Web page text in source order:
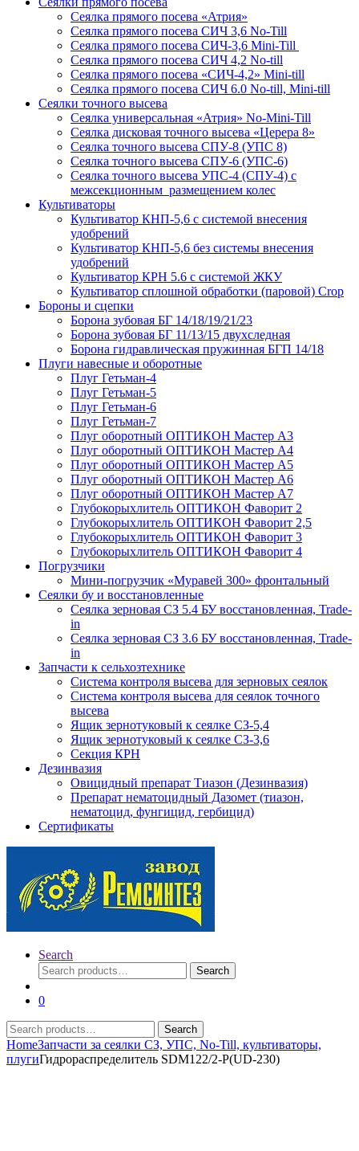
Сеялка прямого посева «Атрия»
Сеялка прямого посева СИЧ 3,6 No-Till
Сеялка прямого посева СИЧ-3,6 Mini-Till
Сеялка прямого посева СИЧ 4,2 No-till
Сеялка прямого посева «СИЧ-4,2» Mini-till
Сеялка прямого посева СИЧ 6.0 No-till, Mini-till
Сеялки точного высева
Сеялка универсальная «Атрия» No-Mini-Till
Сеялка дисковая точного высева «Церера 8»
Сеялка точного высева СПУ-8 (УПС 8)
Сеялка точного высева СПУ-6 (УПС-6)
Сеялка точного высева УПС-4 (СПУ-4) с
межсекционным размещением колес
Культиваторы
Культиватор КНП-5,6 с системой внесения
удобрений
Культиватор КНП-5,6 без системы внесения
удобрений
Культиватор КРН 5.6 с системой ЖКУ
Культиватор сплошной обработки (паровой) Crop
Бороны и сцепки
Борона зубовая БГ 14/18/19/21/23
Борона зубовая БГ 11/13/15 двухследная
Борона гидравлическая пружинная БГП 14/18
Плуги навесные и оборотные
Плуг Гетьман-4
Плуг Гетьман-5
Плуг Гетьман-6
Плуг Гетьман-7
Плуг оборотный ОПТИКОН Мастер А3
Плуг оборотный ОПТИКОН Мастер А4
Плуг оборотный ОПТИКОН Мастер А5
Плуг оборотный ОПТИКОН Мастер А6
Плуг оборотный ОПТИКОН Мастер А7
Глубокорыхлитель ОПТИКОН Фаворит 2
Глубокорыхлитель ОПТИКОН Фаворит 2,5
Глубокорыхлитель ОПТИКОН Фаворит 3
Глубокорыхлитель ОПТИКОН Фаворит 4
Погрузчики
Мини-погрузчик «Муравей 300» фронтальный
Сеялки бу и восстановленные
Сеялка зерновая СЗ 5.4 БУ восстановленная, Trade-
in
Сеялка зерновая СЗ 3.6 БУ восстановленная, Trade-
in
Запчасти к сельхозтехнике
Система контроля высева для зерновых сеялок
Система контроля высева для сеялок точного
высева
Ящик зернотуковый к сеялке СЗ-5,4
Ящик зернотуковый к сеялке СЗ-3,6
Секция КРН
Дезинвазия
Овицидный препарат Тиазон (Дезинвазия)
Препарат нематоцидный Дазомет (тиазон,
нематоцид, фунгицид, гербицид)
Сертификаты
Search
Search
for:
Search
0
Search
for:
Search
HomeЗапчасти за сеялки СЗ, УПС, No-Till, культиваторы,
плугиГидрораспределитель SDM122/2-P(UD-230)